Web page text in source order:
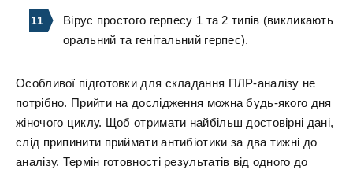
Вірус простого герпесу 1 та 2 типів (викликають
оральний та генітальний герпес).
Особливої підготовки для складання ПЛР-аналізу не
потрібно. Прийти на дослідження можна будь-якого дня
жіночого циклу. Щоб отримати найбільш достовірні дані,
слід припинити приймати антибіотики за два тижні до
аналізу. Термін готовності результатів від одного до